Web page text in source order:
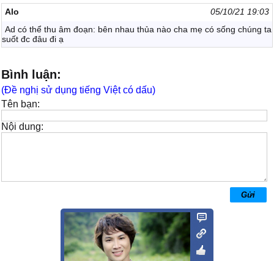
Alo
05/10/21 19:03
Ad có thể thu âm đoạn: bên nhau thủa nào cha mẹ có sống chúng ta
suốt đc đâu đi ạ
Bình luận:
(Đề nghị sử dụng tiếng Việt có dấu)
Tên bạn:
Nội dung: